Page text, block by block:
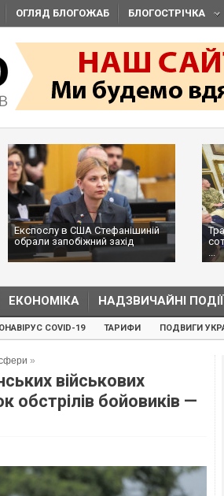
ОГЛЯД БЛОГОЖАБ БЛОГОСТРІЧКА
Експослу в США Стефанішиній
обрали запобіжний захід
...
ЕКОНОМІКА НАДЗВИЧАЙНІ ПОДІЇ
COVID-19 ТАРИФИ ПОДВИГИ
»
військових
обстрілів бойовиків —